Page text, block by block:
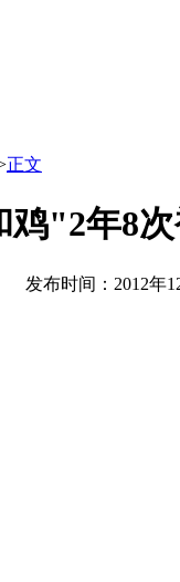
正文
"2年8次
发布时间：2012年